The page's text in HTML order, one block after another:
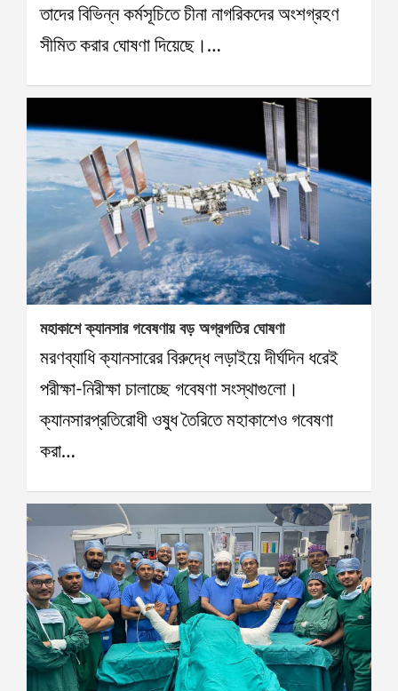
তাদের বিভিন্ন কর্মসূচিতে চীনা নাগরিকদের অংশগ্রহণ
সীমিত করার ঘোষণা দিয়েছে।…
মহাকাশে ক্যানসার গবেষণায় বড় অগ্রগতির ঘোষণা
মরণব্যাধি ক্যানসারের বিরুদ্ধে লড়াইয়ে দীর্ঘদিন ধরেই
পরীক্ষা-নিরীক্ষা চালাচ্ছে গবেষণা সংস্থাগুলো।
ক্যানসারপ্রতিরোধী ওষুধ তৈরিতে মহাকাশেও গবেষণা
করা…